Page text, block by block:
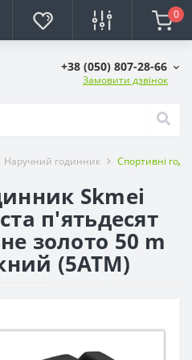
0
+38 (050) 807-28-66
Замовити дзвінок
Наручний годинник Спортивні
Skmei
п'ятьдесят
золото 50 m
(5АТМ)